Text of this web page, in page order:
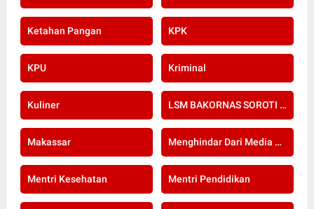
Ketahan Pangan KPK
KPU Kriminal
Kuliner LSM BAKORNAS SOROTI RE-SERTIFIKASI KOMPETENSI APOTEKER YANG DI SELENGGARAKAN OLEH KOLEGIUM FARMASI
Makassar Menghindar Dari Media Setelah Terbongkar Kasus Dugaan Gratifikasi Komisioner KPU Kota Bogor
Mentri Kesehatan Mentri Pendidikan